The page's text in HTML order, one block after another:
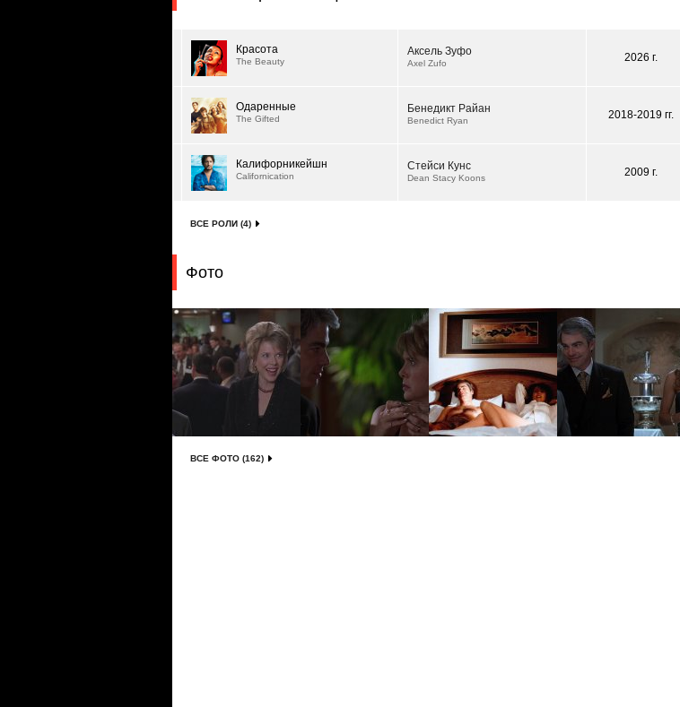
Красота
The Beauty
Аксель Зуфо
Axel Zufo 2026 г.
Одаренные
The Gifted
Бенедикт Райан
Benedict Ryan 2018-2019 гг.
Калифорникейшн
Californication
Стейси Кунс
Dean Stacy Koons 2009 г.
ВСЕ РОЛИ (4)
Фото
ВСЕ ФОТО (162)